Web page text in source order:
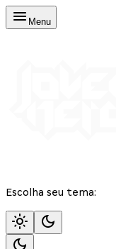
Menu
Escolha seu tema: